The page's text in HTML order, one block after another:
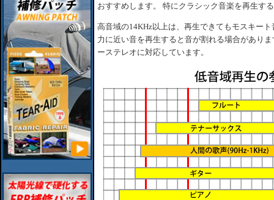
おすすめします。 特にクラシック音楽を再生す
高音域の14KHz以上は、再生できてもモスキー
力に近い音を再生すると音が割れる場合があり
ーステレオに対応しています。